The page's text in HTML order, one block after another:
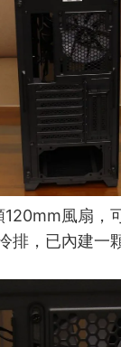
風扇，
排，已內建一